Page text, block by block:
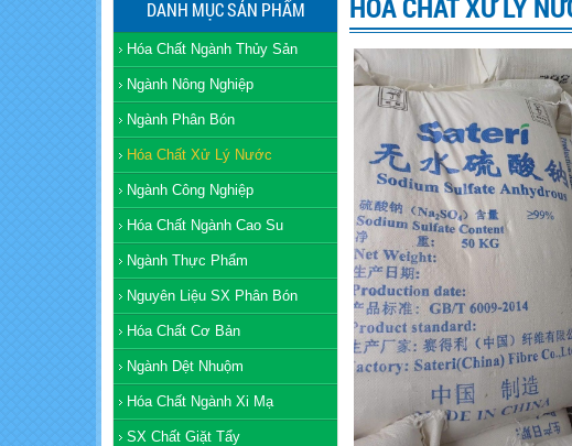
DANH MỤC SẢN PHẨM
Hóa Chất Ngành Thủy Sản
Ngành Nông Nghiệp
Ngành Phân Bón
Hóa Chất Xử Lý Nước
Ngành Công Nghiệp
Hóa Chất Ngành Cao Su
Ngành Thực Phẩm
Nguyên Liệu SX Phân Bón
Hóa Chất Cơ Bản
Ngành Dệt Nhuộm
Hóa Chất Ngành Xi Mạ
SX Chất Giặt Tẩy